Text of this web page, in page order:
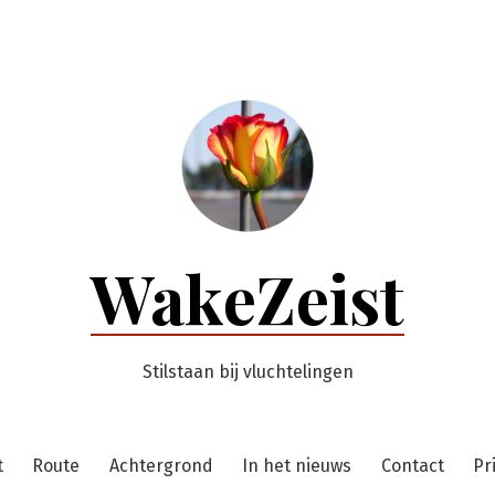
WakeZeist
Stilstaan bij vluchtelingen
Route Achtergrond In het nieuws Contact